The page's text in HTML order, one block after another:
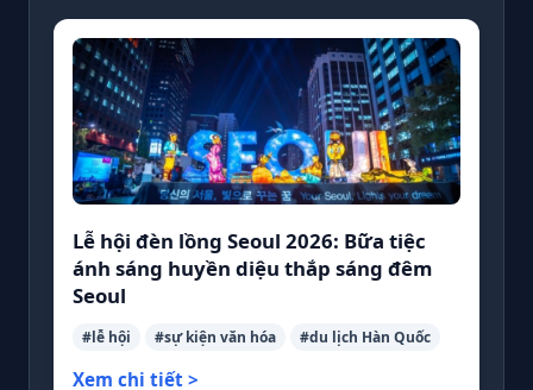
Lễ hội đèn lồng Seoul 2026: Bữa tiệc
ánh sáng huyền diệu thắp sáng đêm
Seoul
#lễ hội #sự kiện văn hóa #du lịch Hàn Quốc
Xem chi tiết >